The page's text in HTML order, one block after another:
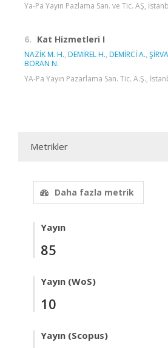
Ya-Pa Yayın Pazlama San. ve Tic. AŞ,
6. Kat Hizmetleri I
NAZİK M. H., DEMİREL H., DEMİRCİ A.,
BORAN N.
YA-Pa Yayın Pazarlama San. Tic. A.Ş.,
Metrikler
Daha fazla metrik
Yayın
85
Yayın (WoS)
10
Yayın (Scopus)